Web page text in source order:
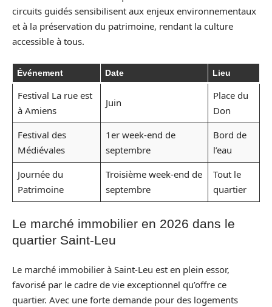
circuits guidés sensibilisent aux enjeux environnementaux
et à la préservation du patrimoine, rendant la culture
accessible à tous.
Événement Date Lieu
Festival La rue est
à Amiens
Juin
Place du
Don
Festival des
Médiévales
1er week-end de
septembre
Bord de
l’eau
Journée du
Patrimoine
Troisième week-end de
septembre
Tout le
quartier
Le marché immobilier en 2026 dans le
quartier Saint-Leu
Le marché immobilier à Saint-Leu est en plein essor,
favorisé par le cadre de vie exceptionnel qu’offre ce
quartier. Avec une forte demande pour des logements